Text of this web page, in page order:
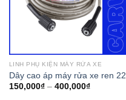
LINH PHỤ KIỆN MÁY RỬA XE
Dây cao áp máy rửa xe ren 22
150,000₫– 400,000₫